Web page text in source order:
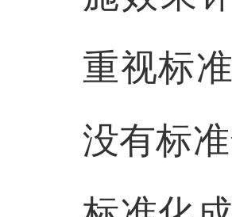
重视标
没有标